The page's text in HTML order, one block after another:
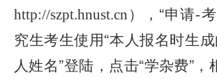
http://szpt.hnust.cn ）， “申请-
究生考生使用“本人报名时生
人姓名”登陆，点击“学杂费”，